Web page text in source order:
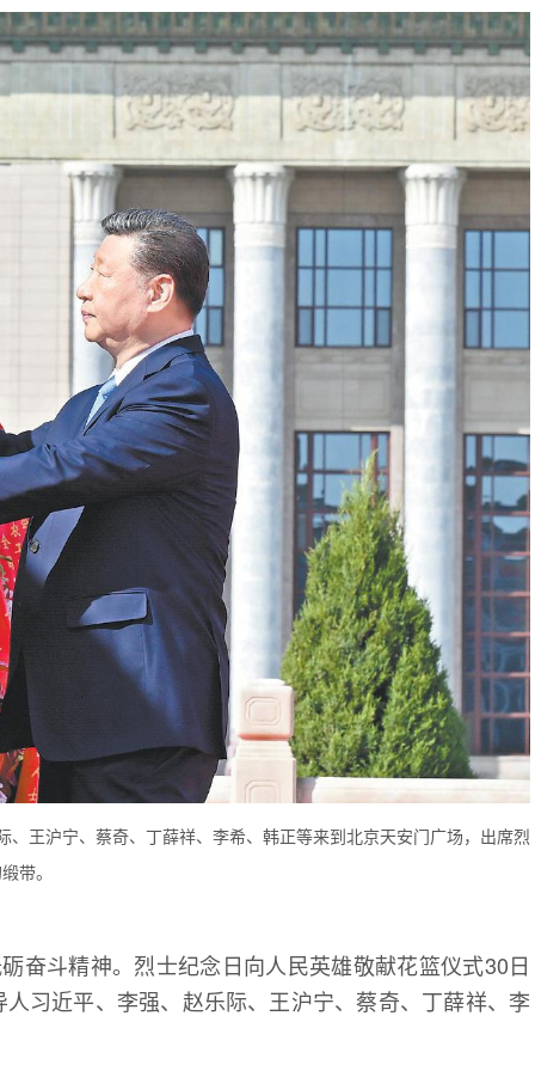
王沪宁、蔡奇、丁薛祥、李希、韩正等来到北京天安门广场，出席烈
带。
斗精神。烈士纪念日向人民英雄敬献花篮仪式30日
习近平、李强、赵乐际、王沪宁、蔡奇、丁薛祥、李